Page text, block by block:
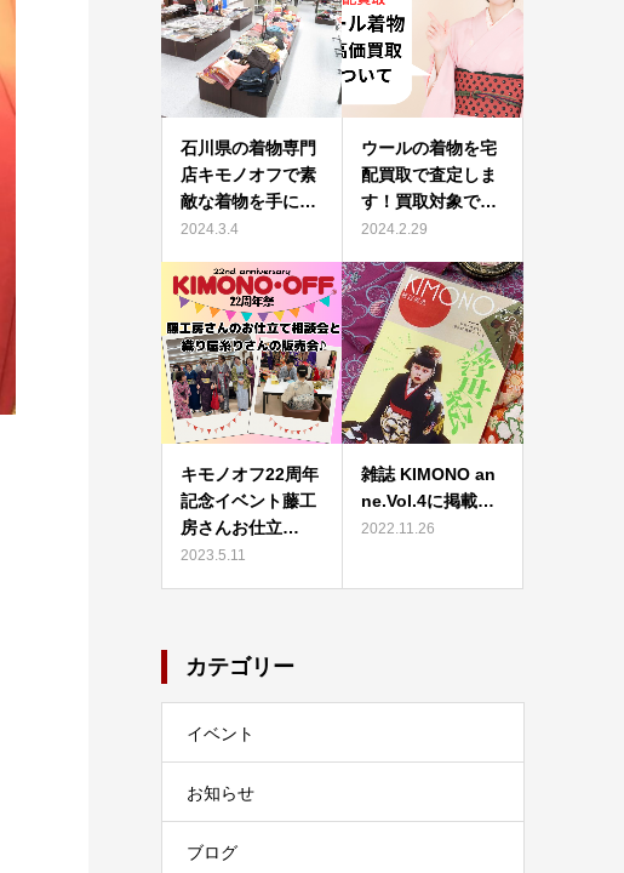
石川県の着物専門
店キモノオフで素
敵な着物を手に…
2024.3.4
ウールの着物を宅
配買取で査定しま
す！買取対象で…
2024.2.29
キモノオフ22周年
記念イベント藤工
房さんお仕立…
2023.5.11
雑誌 KIMONO an
ne.Vol.4に掲載…
2022.11.26
カテゴリー
イベント
お知らせ
ブログ